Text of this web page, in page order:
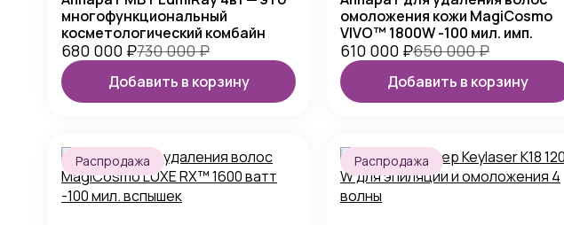
многофункциональный
косметологический комбайн
680 000 ₽730 000₽
Добавить в корзину
омоложения кожи MagiCosmo
VIVO™ 1800W -100 мил. имп.
610 000 ₽650 000₽
Добавить в корзину
Распродажа Распродажа